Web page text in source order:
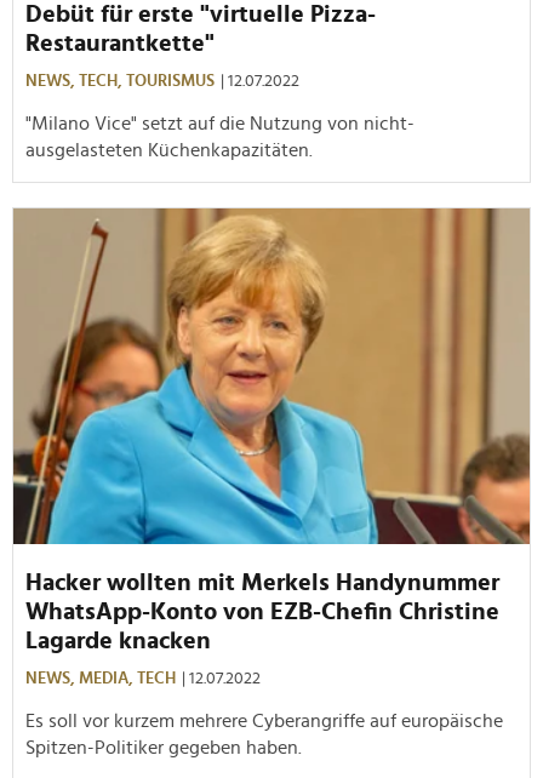
Debüt für erste "virtuelle Pizza-
Restaurantkette"
NEWS, TECH, TOURISMUS | 12.07.2022
"Milano Vice" setzt auf die Nutzung von nicht-
ausgelasteten Küchenkapazitäten.
Hacker wollten mit Merkels Handynummer
WhatsApp-Konto von EZB-Chefin Christine
Lagarde knacken
NEWS, MEDIA, TECH | 12.07.2022
Es soll vor kurzem mehrere Cyberangriffe auf europäische
Spitzen-Politiker gegeben haben.